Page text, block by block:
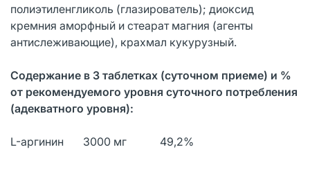
полиэтиленгликоль (глазирователь); диоксид
кремния аморфный и стеарат магния (агенты
антислеживающие), крахмал кукурузный.
Содержание в 3 таблетках (суточном приеме) и %
от рекомендуемого уровня суточного потребления
(адекватного уровня):
L-аргинин 3000 мг 49,2%